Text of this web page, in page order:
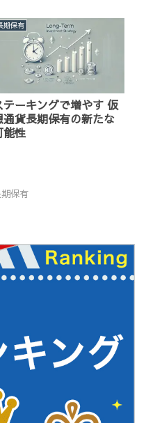
期保有
テーキングで増やす 仮
通貨長期保有の新たな
能性
保有